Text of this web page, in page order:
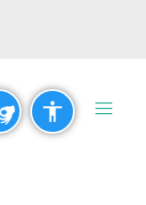
title